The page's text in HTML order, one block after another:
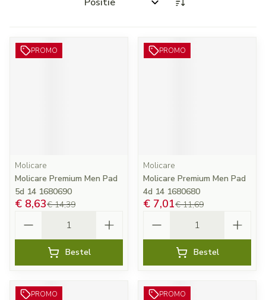
Sorteer op:
PROMO
Molicare
Molicare Premium Men Pad
5d 14 1680690
€ 14,39
€ 8,63
Bestel
PROMO
Molicare
Molicare Premium Men Pad
4d 14 1680680
€ 11,69
€ 7,01
Bestel
PROMO PROMO